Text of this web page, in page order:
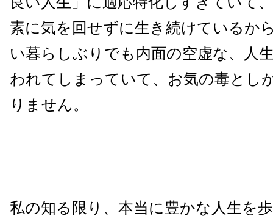
素に気を回せずに生き続けているか
い暮らしぶりでも 内面の空虚な、人
われてしまっていて、お気の毒とし
りません。
私の知る限り、本当に豊かな人生を